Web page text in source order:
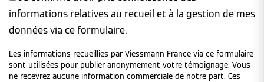
informations relatives au recueil et à la gestion de mes
données via ce formulaire.
Les informations recueillies par Viessmann France via ce formulaire
sont utilisées pour publier anonymement votre témoignage. Vous
ne recevrez aucune information commerciale de notre part. Ces